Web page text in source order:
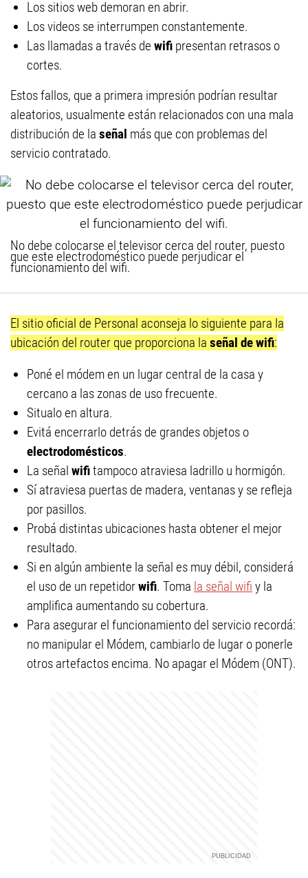
Los sitios web demoran en abrir.
Los videos se interrumpen constantemente.
Las llamadas a través de wifi presentan retrasos o
cortes.
Estos fallos, que a primera impresión podrían resultar
aleatorios, usualmente están relacionados con una mala
distribución de la señal más que con problemas del
servicio contratado.
No debe colocarse el televisor cerca del router, puesto
que este electrodoméstico puede perjudicar el
funcionamiento del wifi.
El sitio oficial de Personal aconseja lo siguiente para la
ubicación del router que proporciona la señal de wifi:
Poné el módem en un lugar central de la casa y
cercano a las zonas de uso frecuente.
Situalo en altura.
Evitá encerrarlo detrás de grandes objetos o
electrodomésticos.
La señal wifitampoco atraviesa ladrillo u hormigón.
Sí atraviesa puertas de madera, ventanas y se refleja
por pasillos.
Probá distintas ubicaciones hasta obtener el mejor
resultado.
Si en algún ambiente la señal es muy débil, considerá
el uso de un repetidorwifi. Toma la señal wifi y la
amplifica aumentando su cobertura.
Para asegurar el funcionamiento del servicio recordá:
no manipular el Módem, cambiarlo de lugar o ponerle
otros artefactos encima. No apagar el Módem (ONT).